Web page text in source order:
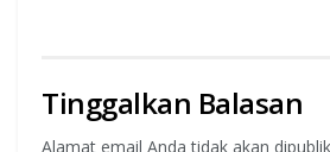
Tinggalkan Balasan
Alamat email Anda tidak akan